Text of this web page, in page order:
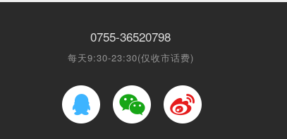
0755-36520798
每天9:30-23:30(仅收市话费)